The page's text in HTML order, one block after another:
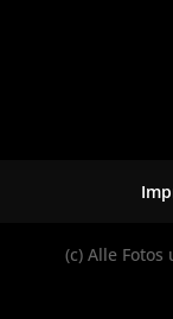
(c) Alle